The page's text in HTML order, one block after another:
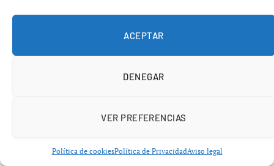
ACEPTAR
DENEGAR
VER PREFERENCIAS
Política de cookiesPolítica de PrivacidadAviso legal
Spc tablet wuum t fun 10,1″ hd 4gb(+4) 128gb negra
Ver en Chollones